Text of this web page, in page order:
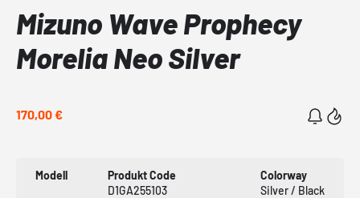
Mizuno Wave Prophecy
Morelia Neo Silver
170,00 €
Modell
Produkt Code
D1GA255103
Colorway
Silver / Black